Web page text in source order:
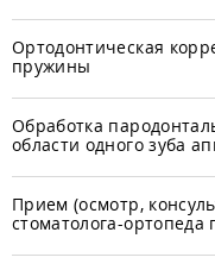
Ортодонтическая
пружины
Обработка
области одного зуба
Прием (осмотр,
стоматолога-